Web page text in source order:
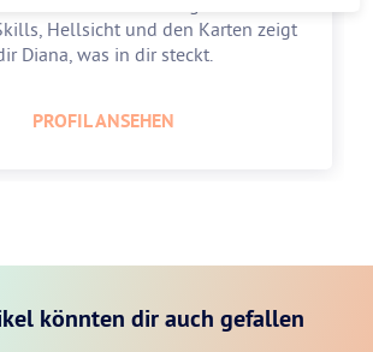
Hellsicht und den Karten zeigt
Diana, was in dir steckt.
PROFIL ANSEHEN
könnten dir auch gefallen